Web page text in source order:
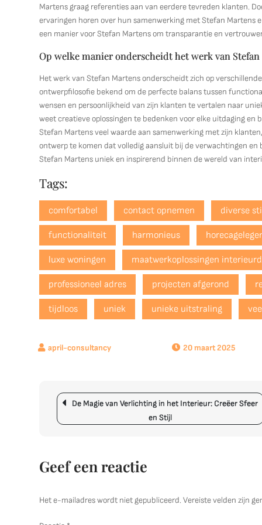
Martens graag referenties aan van eerdere tevreden klanten.
ervaringen horen over hun samenwerking met Stefan Martens
een manier voor Stefan Martens om transparantie en
Op welke manier onderscheidt het werk van
Het werk van Stefan Martens onderscheidt zich op
ontwerpfilosofie bekend om de perfecte balans tussen
wensen en persoonlijkheid van zijn klanten te vertalen naar
weet creatieve oplossingen te bedenken voor elke uitdaging
Stefan Martens veel waarde aan samenwerking met zijn
ontwerp te komen dat volledig aansluit bij de verwachtingen
Stefan Martens uniek en inspirerend binnen de wereld van
Tags:
comfortabel contact opnemen diverse
functionaliteit harmonieus
luxe woningen maatwerkoplossingen
professioneel adres projecten afgerond
tijdloos uniek unieke uitstraling
20 maart 2025
Berichtnavigatie
De Magie van Verlichting in het Interieur: Creëer Sfeer
en Stijl
Geef een reactie
Het e-mailadres wordt niet gepubliceerd. Vereiste velden zijn